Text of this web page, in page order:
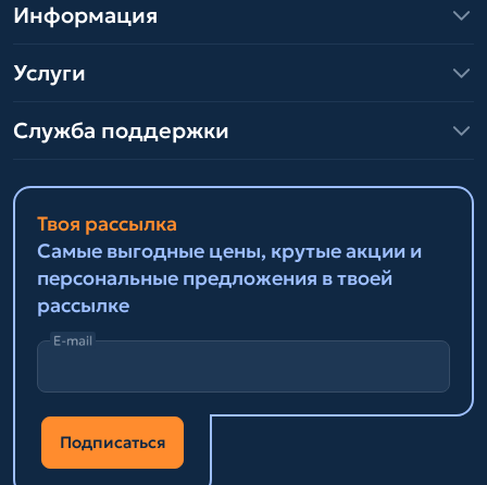
Информация
Услуги
Служба поддержки
Твоя рассылка
Самые выгодные цены, крутые акции и
персональные предложения в твоей
рассылке
E-mail
Подписаться